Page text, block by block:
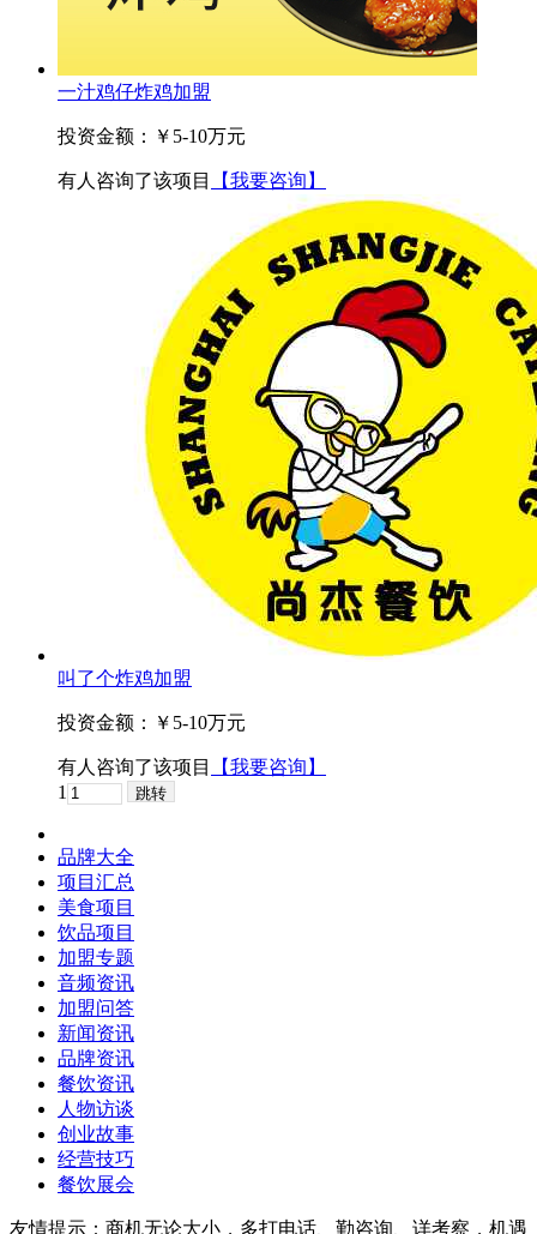
一汁鸡仔炸鸡加盟
投资金额： ￥5-10万元
有人咨询了该项目 【我要咨询】
叫了个炸鸡加盟
投资金额： ￥5-10万元
有人咨询了该项目
【我要咨询】
1
品牌大全
项目汇总
美食项目
饮品项目
加盟专题
音频资讯
加盟问答
新闻资讯
品牌资讯
餐饮资讯
人物访谈
创业故事
经营技巧
餐饮展会
友情提示：商机无论大小，多打电话、勤咨询、详考察，机遇